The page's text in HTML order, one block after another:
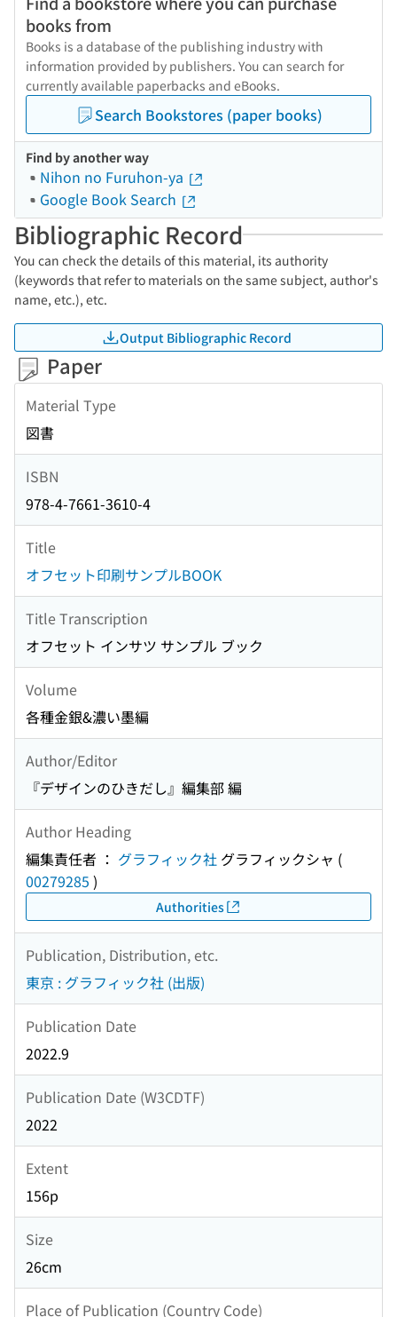
books from
Books is a database of the publishing industry with
information provided by publishers. You can search for
currently available paperbacks and eBooks.
Search Bookstores (paper books)
Find by another way
Nihon no Furuhon-ya
Google Book Search
Bibliographic Record
You can check the details of this material, its authority
(keywords that refer to materials on the same subject, author's
name, etc.), etc.
Output Bibliographic Record
Paper
Material Type
図書
ISBN
978-4-7661-3610-4
Title
オフセット印刷サンプルBOOK
Title Transcription
オフセット インサツ サンプル ブック
Volume
各種金銀&濃い墨編
Author/Editor
『デザインのひきだし』編集部 編
Author Heading
編集責任者 ： グラフィック社 グラフィックシャ (
00279285 )
Authorities
Publication, Distribution, etc.
東京 : グラフィック社 (出版)
Publication Date
2022.9
Publication Date (W3CDTF)
2022
Extent
156p
Size
26cm
Place of Publication (Country Code)